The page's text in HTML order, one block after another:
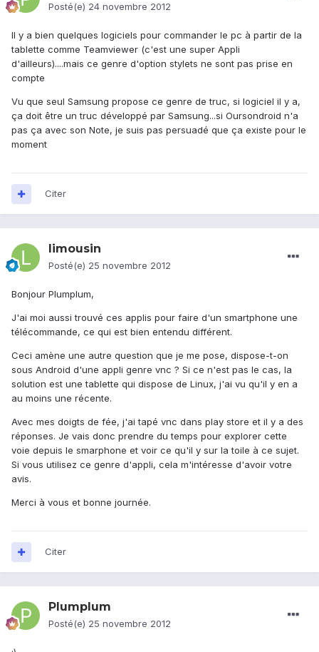
Posté(e) 24 novembre 2012
Il y a bien quelques logiciels pour commander le pc à partir de la
tablette comme Teamviewer (c'est une super Appli
d'ailleurs)....mais ce genre d'option stylets ne sont pas prise en
compte
Vu que seul Samsung propose ce genre de truc, si logiciel il y a,
ça doit être un truc développé par Samsung...si Oursondroid n'a
pas ça avec son Note, je suis pas persuadé que ça existe pour le
moment
Citer
limousin
Posté(e) 25 novembre 2012
Bonjour Plumplum,
J'ai moi aussi trouvé ces applis pour faire d'un smartphone une
télécommande, ce qui est bien entendu différent.
Ceci amène une autre question que je me pose, dispose-t-on
sous Android d'une appli genre vnc ? Si ce n'est pas le cas, la
solution est une tablette qui dispose de Linux, j'ai vu qu'il y en a
au moins une récente.
Avec mes doigts de fée, j'ai tapé vnc dans play store et il y a des
réponses. Je vais donc prendre du temps pour explorer cette
voie depuis le smarphone et voir ce qu'il y sur la toile à ce sujet.
Si vous utilisez ce genre d'appli, cela m'intéresse d'avoir votre
avis.
Merci à vous et bonne journée.
Citer
Plumplum
Posté(e) 25 novembre 2012